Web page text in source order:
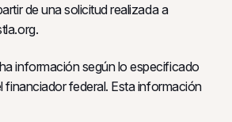
de una solicitud realizada a
información según lo especificado
financiador federal. Esta información